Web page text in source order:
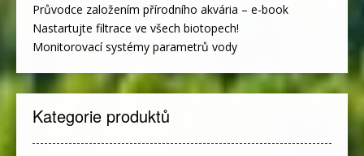
Průvodce založením přírodního akvária – e-book
Nastartujte filtrace ve všech biotopech!
Monitorovací systémy parametrů vody
Kategorie produktů